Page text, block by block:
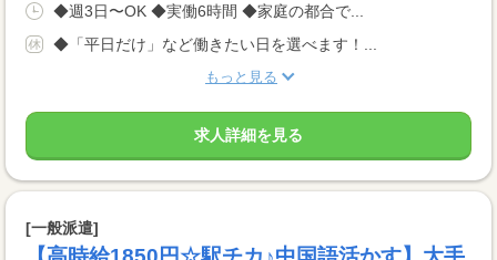
◆週3日〜OK ◆実働6時間 ◆家庭の都合で...
◆「平日だけ」など働きたい日を選べます！...
もっと見る
求人詳細を見る
[一般派遣]